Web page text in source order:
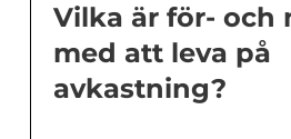
Vilka är för- och
med att leva på
avkastning?